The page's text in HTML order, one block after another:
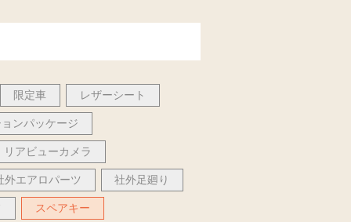
限定車 レザーシート
ンパッケージ
リアビューカメラ
外エアロパーツ 社外足廻り
スペアキー